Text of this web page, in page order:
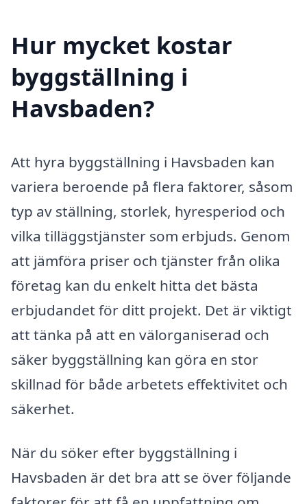
Hur mycket kostar
byggställning i
Havsbaden?
Att hyra byggställning i Havsbaden kan
variera beroende på flera faktorer, såsom
typ av ställning, storlek, hyresperiod och
vilka tilläggstjänster som erbjuds. Genom
att jämföra priser och tjänster från olika
företag kan du enkelt hitta det bästa
erbjudandet för ditt projekt. Det är viktigt
att tänka på att en välorganiserad och
säker byggställning kan göra en stor
skillnad för både arbetets effektivitet och
säkerhet.
När du söker efter byggställning i
Havsbaden är det bra att se över följande